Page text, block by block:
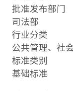
批准发布部门
司法部
行业分类
公共管理、社
标准类别
基础标准